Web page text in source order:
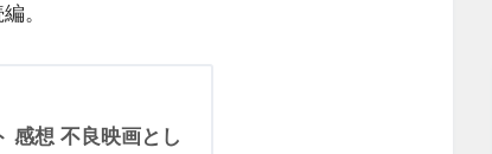
。
感想 不良映画とし